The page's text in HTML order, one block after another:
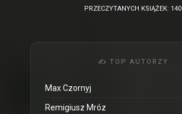
PRZECZYTANYCH KSIĄŻEK: 140
✍️ TOP AUTORZY
Max Czornyj
Remigiusz Mróz